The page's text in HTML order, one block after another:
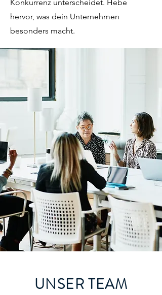
Konkurrenz unterscheidet. Hebe
hervor, was dein Unternehmen
besonders macht.
UNSER TEAM